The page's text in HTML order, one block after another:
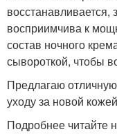
восстанавливается,
восприимчива к
состав ночного
сывороткой, чтобы
Предлагаю
уходу за новой
Подробнее читайте